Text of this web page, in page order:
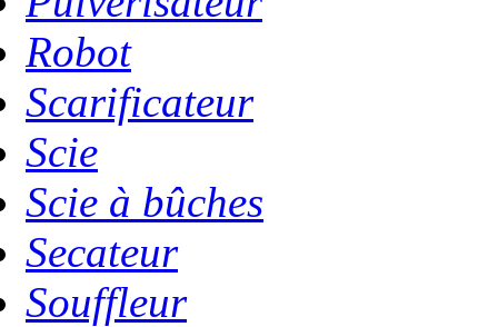
Robot
Scarificateur
Scie
Scie à bûches
Secateur
Souffleur